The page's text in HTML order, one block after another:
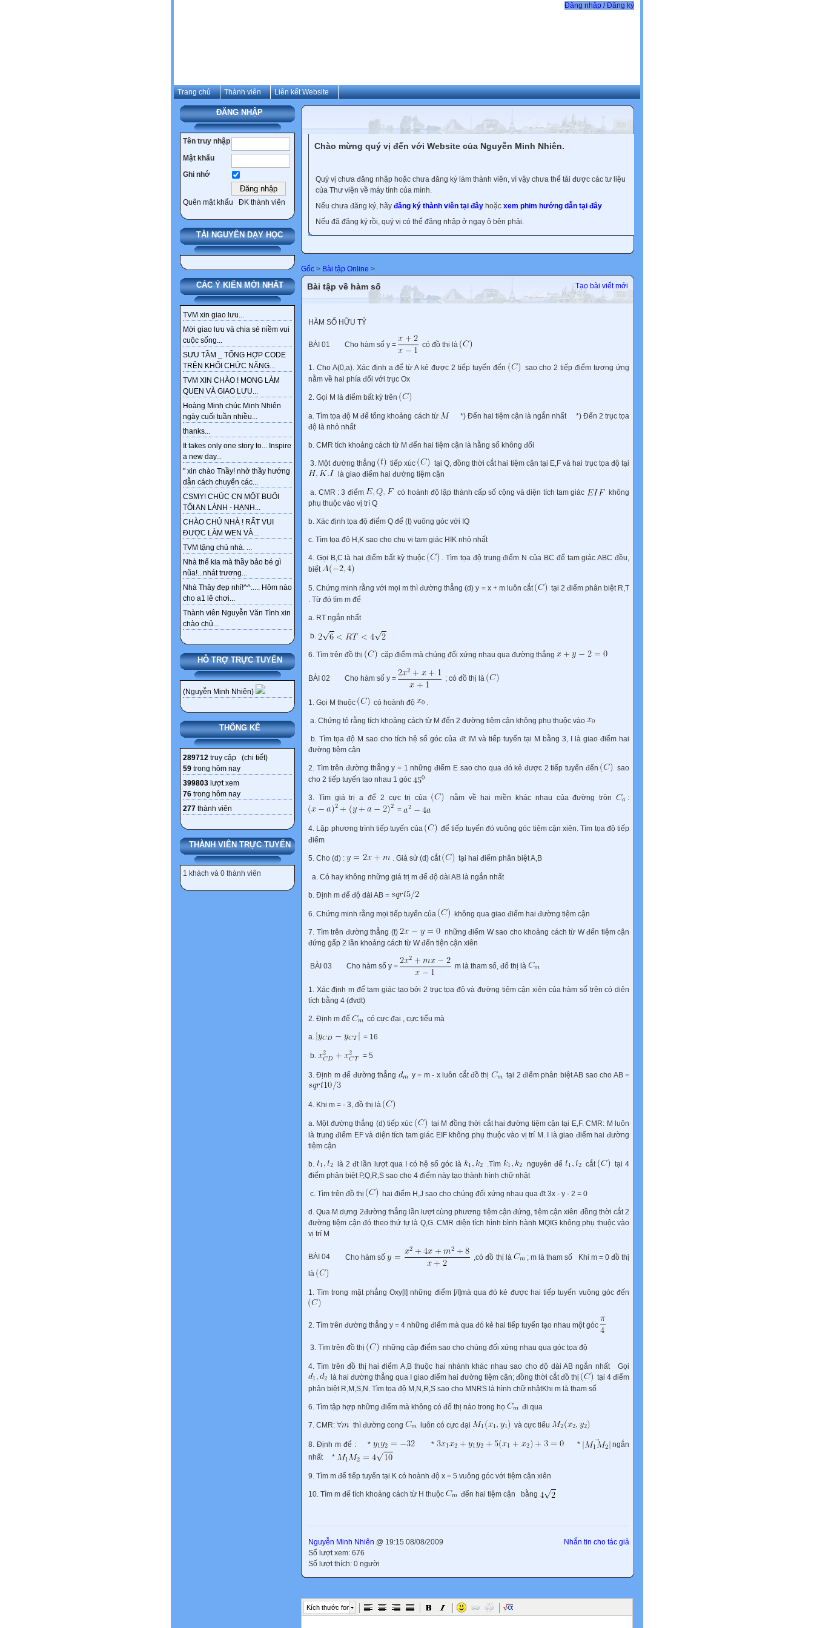
Đăng nhập / Đăng ký
Trang chủ Thành viên Liên kết Website
ĐĂNG NHẬP
Tên truy nhập
Mật khẩu
Ghi nhớ
Quên mật khẩu ĐK thành viên
TÀI NGUYÊN DẠY HỌC
CÁC Ý KIẾN MỚI NHẤT
TVM xin giao lưu...
Mời giao lưu và chia sẻ niềm vui
cuộc sống...
SƯU TẦM _ TỔNG HỢP CODE
TRÊN KHỐI CHỨC NĂNG...
TVM XIN CHÀO ! MONG LÀM
QUEN VÀ GIAO LƯU...
Hoàng Minh chúc Minh Nhiên
ngày cuối tuần nhiều...
thanks...
It takes only one story to... Inspire
a new day...
" xin chào Thầy! nhờ thầy hướng
dẫn cách chuyển các...
CSMY! CHÚC CN MỘT BUỔI
TỐI AN LÀNH - HẠNH...
CHÀO CHỦ NHÀ ! RẤT VUI
ĐƯỢC LÀM WEN VÀ...
TVM tặng chủ nhà. ...
Nhà thế kia mà thầy bảo bé gì
nũa!...nhát trương...
Nhà Thây đẹp nhỉ!^^..... Hôm nào
cho a1 lê chơi...
Thành viên Nguyễn Văn Tình xin
chào chủ...
HỖ TRỢ TRỰC TUYẾN
(Nguyễn Minh Nhiên)
THỐNG KÊ
289712 truy cập (chi tiết)
59 trong hôm nay
399803 lượt xem
76 trong hôm nay
277 thành viên
THÀNH VIÊN TRỰC TUYẾN
1 khách và 0 thành viên
Chào mừng quý vị đến với Website của Nguyễn Minh Nhiên.
Quý vị chưa đăng nhập hoặc chưa đăng ký làm thành viên, vì vậy chưa thể tải được các tư liệu
của Thư viện về máy tính của mình.
Nếu chưa đăng ký, hãy đăng ký thành viên tại đây hoặc xem phim hướng dẫn tại đây
Nếu đã đăng ký rồi, quý vị có thể đăng nhập ở ngay ô bên phải.
Gốc > Bài tập Online >
Tạo bài viết mới
Bài tập về hàm số
HÀM SỐ HỮU TỶ
BÀI 01 Cho hàm số y = có đồ thi là
1. Cho A(0,a). Xác định a để từ A kẻ được 2 tiếp tuyến đến
sao cho 2 tiếp điểm tương ứng
nằm về hai phía đối với trục Ox
2. Gọi M là điểm bất kỳ trên
a. Tìm tọa độ M để tổng khoảng cách từ *) Đến hai tiệm cận là ngắn nhất
*) Đến 2 trục tọa
độ là nhỏ nhất
b. CMR tích khoảng cách từ M đến hai tiệm cận là hằng số không đổi
3. Một đường thẳng tiếp xúc
tại Q, đồng thời cắt hai tiệm cận tại E,F và hai trục tọa độ tại
là giao điểm hai đường tiệm cận
a. CMR : 3 điểm có hoành độ lập thành cấp số cộng và diện tích tam giác
không
phụ thuộc vào vị trí Q
b. Xác định tọa độ điểm Q để (t) vuông góc với IQ
c. Tìm tọa đô H,K sao cho chu vi tam giác HIK nhỏ nhất
4. Gọi B,C là hai điểm bất kỳ thuộc
. Tìm tọa độ trung điểm N của BC để tam giác ABC đều,
biết
5. Chứng minh rằng với mọi m thì đường thẳng (d) y = x + m luôn cắt
tại 2 điểm phân biệt R,T
. Từ đó tìm m để
a. RT ngắn nhất
b.
6. Tìm trên đồ thị cặp điểm mà chúng đối xứng nhau qua đường thẳng
BÀI 02 Cho hàm số y = ; có đồ thị là
1. Gọi M thuộc có hoành độ
a. Chứng tỏ rằng tích khoảng cách từ M đến 2 đường tiệm cận không phụ thuộc vào
b. Tìm tọa độ M sao cho tích hệ số góc của đt IM và tiếp tuyến tại M bằng 3, I là giao điểm hai
đường tiệm cận
2. Tìm trên đường thẳng y = 1 những điểm E sao cho qua đó kẻ được 2 tiếp tuyến đến
sao
cho 2 tiếp tuyến tạo nhau 1 góc
3. Tìm giá trị a để 2 cực trị của nằm về hai miền khác nhau của đường tròn
:
=
4. Lập phương trình tiếp tuyến của
để tiếp tuyến đó vuông góc tiệm cận xiên. Tìm tọa độ tiếp
điểm
5. Cho (d) : . Giả sử (d) cắt tại hai điểm phân biệt A,B
a. Có hay không những giá trị m để độ dài AB là ngắn nhất
b. Định m để độ dài AB =
6. Chứng minh rằng mọi tiếp tuyến của không qua giao điểm hai đường tiệm cận
7. Tìm trên đường thẳng (t)
những điểm W sao cho khoảng cách từ W đến tiệm cận
đứng gấp 2 lần khoảng cách từ W đến tiện cận xiên
BÀI 03 Cho hàm số y = m là tham số, đố thị là
1. Xác định m để tam giác tạo bởi 2 trục tọa độ và đường tiệm cận xiên của hàm số trên có diên
tích bằng 4 (đvdt)
2. Định m để có cực đại , cực tiểu mà
a. = 16
b. = 5
3. Định m để đường thẳng y = m - x luôn cắt đồ thị tại 2 điểm phân biệt AB sao cho AB =
4. Khi m = - 3, đồ thị là
a. Một đường thẳng (d) tiếp xúc
tại M đồng thời cắt hai đường tiệm cận tại E,F. CMR: M luôn
là trung điểm EF và diện tích tam giác EIF không phụ thuộc vào vị trí M. I là giao điểm hai đường
tiệm cận
b. là 2 đt lần lượt qua I có hệ số góc là .Tìm nguyên để cắt
tại 4
điểm phân biệt P,Q,R,S sao cho 4 điểm này tạo thành hình chữ nhật
c. Tìm trên đồ thị hai điểm H,J sao cho chúng đối xứng nhau qua đt 3x - y - 2 = 0
d. Qua M dựng 2đường thẳng lần lượt cùng phương tiệm cận đứng, tiệm cận xiên đồng thời cắt 2
đường tiệm cận đó theo thứ tự là Q,G. CMR diện tích hình bình hành MQIG không phụ thuộc vào
vị trí M
BÀI 04 Cho hàm số ,có đồ thị là ; m là tham số
Khi m = 0 đồ thị
là
1. Tìm trong mặt phẳng Oxy[I] những điểm [/I]mà qua đó kẻ được hai tiếp tuyến vuông góc đến
2. Tìm trên đường thẳng y = 4 những điểm mà qua đó kẻ hai tiếp tuyến tạo nhau một góc
3. Tìm trên đồ thị những cặp điểm sao cho chúng đối xứng nhau qua góc tọa độ
4. Tìm trên đồ thị hai điểm A,B thuộc hai nhánh khác nhau sao cho độ dài AB ngắn nhất
Gọi
là hai đường thẳng qua I giao điểm hai đường tiệm cận; đồng thời cắt đồ thị
tại 4 điểm
phân biệt R,M,S,N. Tìm tọa độ M,N,R,S sao cho MNRS là hình chữ nhậtKhi m là tham số
6. Tìm tập hợp những điểm mà không có đố thị nào trong họ đi qua
7. CMR: thì đường cong luôn có cực đại và cực tiểu
8. Định m để : * * *
ngắn
nhất
*
9. Tìm m để tiếp tuyến tại K có hoành độ x = 5 vuông góc với tiệm cận xiên
10. Tìm m để tích khoảng cách từ H thuộc đến hai tiệm cận bằng
Nhắn tin cho tác giả
Nguyễn Minh Nhiên @ 19:15 08/08/2009
Số lượt xem: 676
Số lượt thích: 0 người
Kích thước font